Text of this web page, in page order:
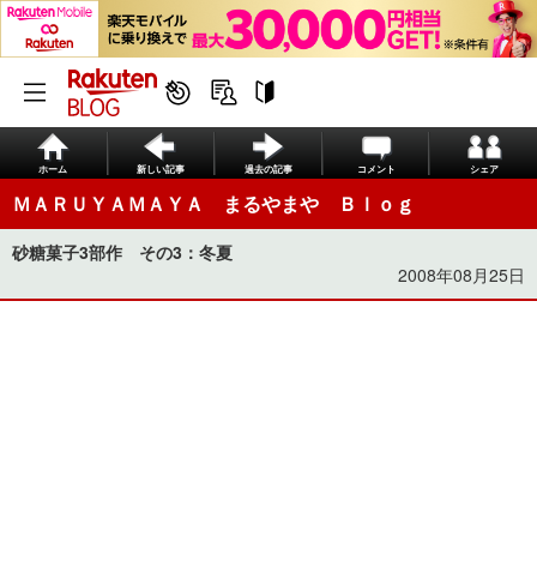
ホーム 新しい記事 過去の記事 コメント シェア
ＭＡＲＵＹＡＭＡＹＡ まるやまや Ｂｌｏｇ
砂糖菓子3部作 その3：冬夏
2008年08月25日